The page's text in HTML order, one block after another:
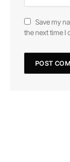
Save my
the next time I